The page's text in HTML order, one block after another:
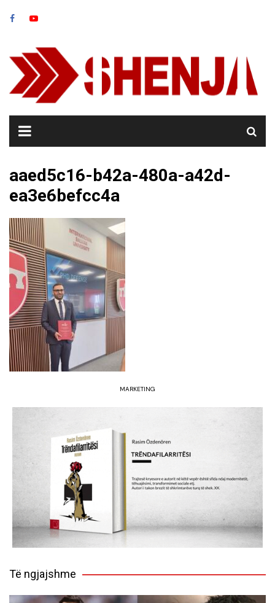
aaed5c16-b42a-480a-a42d-
ea3e6befcc4a
MARKETING
Të ngjajshme